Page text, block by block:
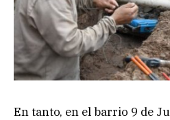
En tanto, en el barrio 9 de